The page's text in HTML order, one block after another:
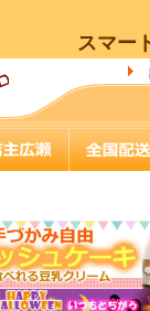
スマー